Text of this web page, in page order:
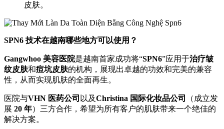
皮肤。
SPN6 技术在越南哪些地方可以使用？
Gangwhoo 美容医院是越南首家成功将“SPN6”应用于治疗皱
纹皮肤和痘坑皮肤的机构，展现出卓越的功效和完美的兼容
性，从而实现肌肤的全面再生。
医院与VHN 医药公司 以及Christina 国际化妆品公司
（成立发
展 20 年）三方合作，希望为所有客户的肌肤带来一个绝佳的
解决方案。